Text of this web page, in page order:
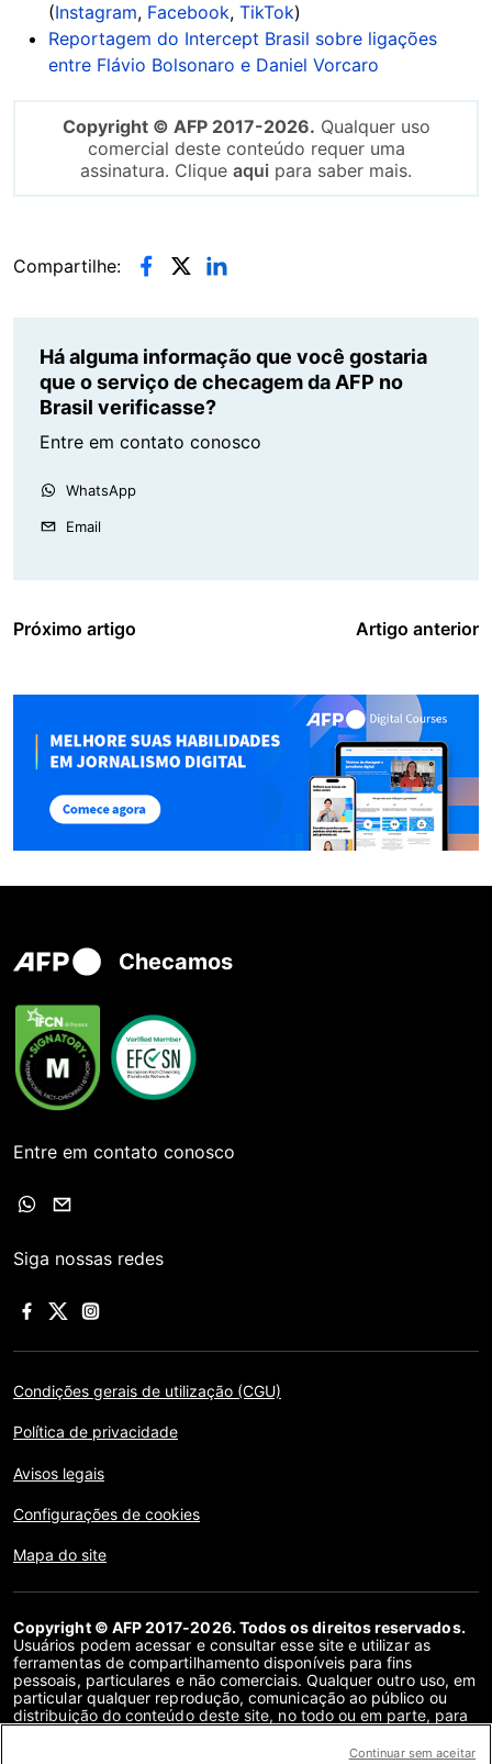
(Instagram, Facebook, TikTok)
Reportagem do Intercept Brasil sobre ligações
entre Flávio Bolsonaro e Daniel Vorcaro
Copyright © AFP 2017-2026. Qualquer uso
comercial deste conteúdo requer uma
assinatura. Clique aqui para saber mais.
Compartilhe:
Há alguma informação que você gostaria
que o serviço de checagem da AFP no
Brasil verificasse?
Entre em contato conosco
WhatsApp
Email
Próximo artigo Artigo anterior
Checamos
Entre em contato conosco
Siga nossas redes
Condições gerais de utilização (CGU)
Política de privacidade
Avisos legais
Configurações de cookies
Mapa do site
Copyright © AFP 2017-2026. Todos os direitos reservados.
Usuários podem acessar e consultar esse site e utilizar as
ferramentas de compartilhamento disponíveis para fins
pessoais, particulares e não comerciais. Qualquer outro uso, em
particular qualquer reprodução, comunicação ao público ou
distribuição do conteúdo deste site, no todo ou em parte, para
contrato de licença específico assinado com a AFP, éContinuar sem aceitar